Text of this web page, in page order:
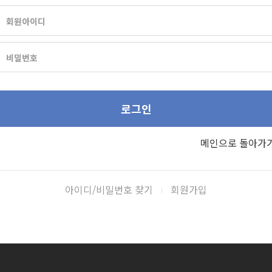
회원아이디
비밀번호
메인으로 돌아가
아이디/비밀번호 찾기 회원가입